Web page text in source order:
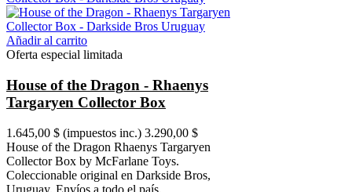
Añadir al carrito
Oferta especial limitada
House of the Dragon - Rhaenys
Targaryen Collector Box
1.645,00 $ (impuestos inc.) 3.290,00 $
House of the Dragon Rhaenys Targaryen
Collector Box by McFarlane Toys.
Coleccionable original en Darkside Bros,
Uruguay. Envíos a todo el país.